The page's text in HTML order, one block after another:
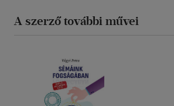
A szerző további művei